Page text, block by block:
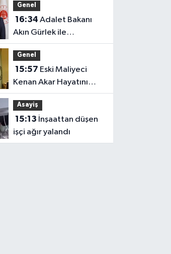
Genel
16:34
Akın Gürlek ile
Milletvekili Cantürk
Alagöz Iğdır’a Geliyor
Genel
15:57
Kenan Akar Hayatını
Kaybetti
Asayiş
15:13
işçi ağır yalandı